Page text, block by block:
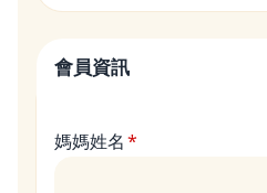
會員資訊
媽媽姓名